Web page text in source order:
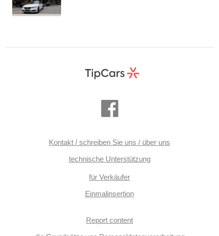
Kontakt / schreiben Sie uns / über uns
technische Unterstützung
für Verkäufer
Einmalinsertion
Report content